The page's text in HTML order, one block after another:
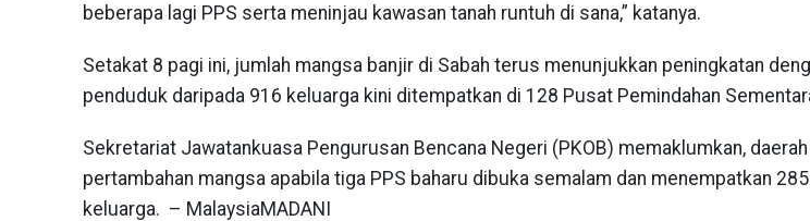
beberapa lagi PPS serta meninjau kawasan tanah runtuh di sana,” katanya.
Setakat 8 pagi ini, jumlah mangsa banjir di Sabah terus menunjukkan peningkatan
penduduk daripada 916 keluarga kini ditempatkan di 128 Pusat Pemindahan
Sekretariat Jawatankuasa Pengurusan Bencana Negeri (PKOB) memaklumkan,
pertambahan mangsa apabila tiga PPS baharu dibuka semalam dan menempatkan
keluarga. – MalaysiaMADANI